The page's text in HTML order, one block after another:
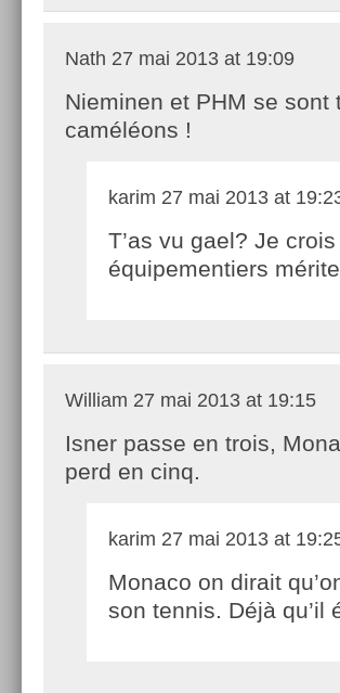
Nath 27 mai 2013 at 19:09
Nieminen et PHM se
caméléons !
karim 27 mai 2013 at
T’as vu gael? Je
équipementiers
William 27 mai 2013 at 19:15
Isner passe en trois,
perd en cinq.
karim 27 mai 2013 at
Monaco on dirait
son tennis. Déjà